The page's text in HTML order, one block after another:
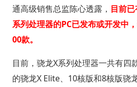
通高级销售总监陈心透露， 目前
系列处理器的PC已发布或开发中
00款。
目前，骁龙X系列处理器一共有四
的骁龙X Elite、10核版和8核版骁